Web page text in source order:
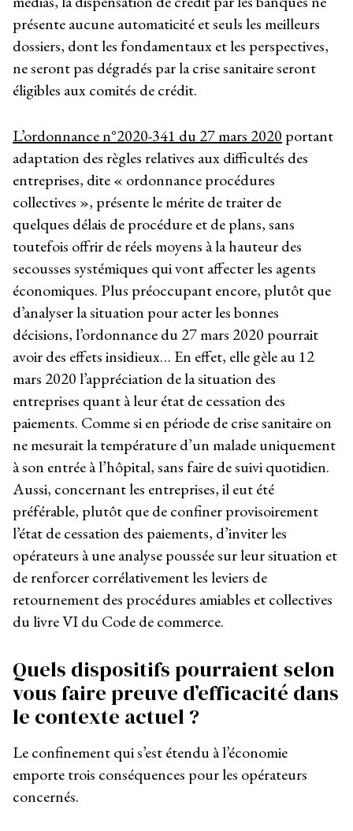
présente aucune automaticité et seuls les meilleurs
dossiers, dont les fondamentaux et les perspectives,
ne seront pas dégradés par la crise sanitaire seront
éligibles aux comités de crédit.
L’ordonnance n°2020-341 du 27 mars 2020 portant
adaptation des règles relatives aux difficultés des
entreprises, dite « ordonnance procédures
collectives », présente le mérite de traiter de
quelques délais de procédure et de plans, sans
toutefois offrir de réels moyens à la hauteur des
secousses systémiques qui vont affecter les agents
économiques. Plus préoccupant encore, plutôt que
d’analyser la situation pour acter les bonnes
décisions, l’ordonnance du 27 mars 2020 pourrait
avoir des effets insidieux… En effet, elle gèle au 12
mars 2020 l’appréciation de la situation des
entreprises quant à leur état de cessation des
paiements. Comme si en période de crise sanitaire on
ne mesurait la température d’un malade uniquement
à son entrée à l’hôpital, sans faire de suivi quotidien.
Aussi, concernant les entreprises, il eut été
préférable, plutôt que de confiner provisoirement
l’état de cessation des paiements, d’inviter les
opérateurs à une analyse poussée sur leur situation et
de renforcer corrélativement les leviers de
retournement des procédures amiables et collectives
du livre VI du Code de commerce.
Quels dispositifs pourraient selon
vous faire preuve d’efficacité dans
le contexte actuel ?
Le confinement qui s’est étendu à l’économie
emporte trois conséquences pour les opérateurs
concernés.